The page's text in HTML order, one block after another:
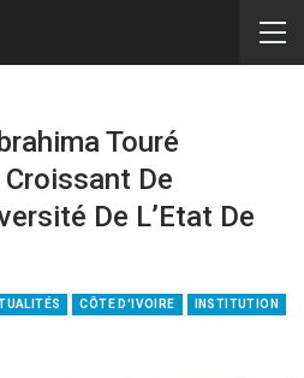
Touré
De
De L’Etat De
CÔTE D'IVOIRE INSTITUTION